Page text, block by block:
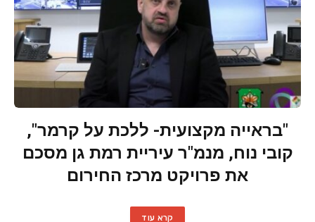
"בראייה מקצועית- ללכת על קרמר",
קובי נוח, מנמ"ר עיריית רמת גן מסכם
את פרויקט מרכז החירום
קרא עוד